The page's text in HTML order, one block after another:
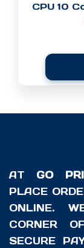
CPU 10
AT GO
PLACE
ONLINE.
CORNER
SECURE